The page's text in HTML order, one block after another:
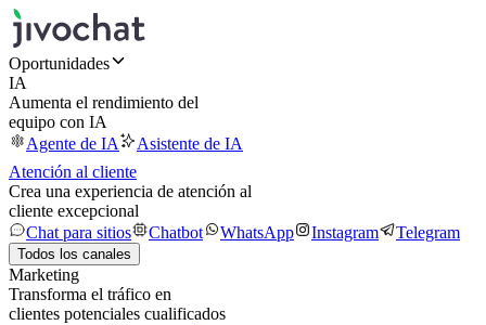
Oportunidades
IA
Aumenta el rendimiento del
equipo con IA
Agente de IA
Asistente de IA
Atención al cliente
Crea una experiencia de atención al
cliente excepcional
Chat para sitios
Chatbot WhatsApp Instagram Telegram
Todos los canales
Marketing
Transforma el tráfico en
clientes potenciales cualificados